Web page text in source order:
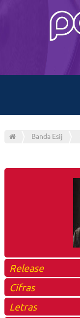
Banda Esij
Release
Cifras
Letras